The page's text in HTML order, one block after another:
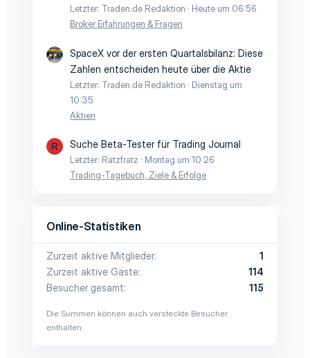
Letzter: Traden.de Redaktion
Heute um 06:56
Broker Erfahrungen & Fragen
SpaceX vor der ersten Quartalsbilanz: Diese
Zahlen entscheiden heute über die Aktie
Letzter: Traden.de Redaktion
Dienstag um
10:35
Aktien
R Suche Beta-Tester für Trading Journal
Letzter: Ratzfratz
Montag um 10:26
Trading-Tagebuch, Ziele & Erfolge
Online-Statistiken
Zurzeit aktive Mitglieder
1
Zurzeit aktive Gäste
114
Besucher gesamt
115
Die Summen können auch versteckte Besucher
enthalten.